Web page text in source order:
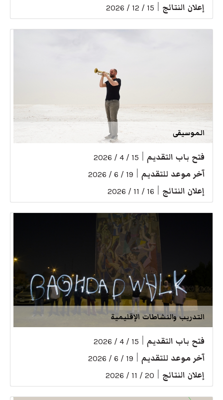
إعلان النتائج 15 / 12 / 2026
الموسيقى
فتح باب التقديم 15 / 4 / 2026
آخر موعد للتقديم 19 / 6 / 2026
إعلان النتائج 16 / 11 / 2026
التدريب والنشاطات الإقليمية
فتح باب التقديم 15 / 4 / 2026
آخر موعد للتقديم 19 / 6 / 2026
إعلان النتائج 20 / 11 / 2026